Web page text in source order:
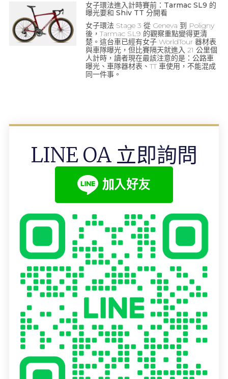
女子環法進入計時賽前：Tarmac SL9 的
曝光要和 Shiv TT 分開看
女子環法 Stage 3 從 Geneva 到 Poligny
後，Tarmac SL9 的觀察重點變得更清
楚。這台車已經有女子 WorldTour 器材表
與車隊曝光，但比賽隔天就進入 21 公里個
人計時，讀者現在最該注意的是：公路車
曝光、車隊器材表、TT 車使用，不能混成
同一件事。
LINE OA 立即詢問